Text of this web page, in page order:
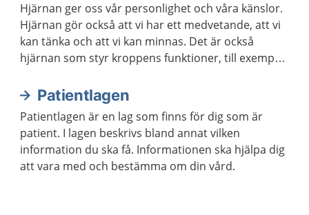
Hjärnan ger oss vår personlighet och våra känslor.
Hjärnan gör också att vi har ett medvetande, att vi
kan tänka och att vi kan minnas. Det är också
hjärnan som styr kroppens funktioner, till exempel
Patientlagen
Patientlagen är en lag som finns för dig som är
patient. I lagen beskrivs bland annat vilken
information du ska få. Informationen ska hjälpa dig
att vara med och bestämma om din vård.